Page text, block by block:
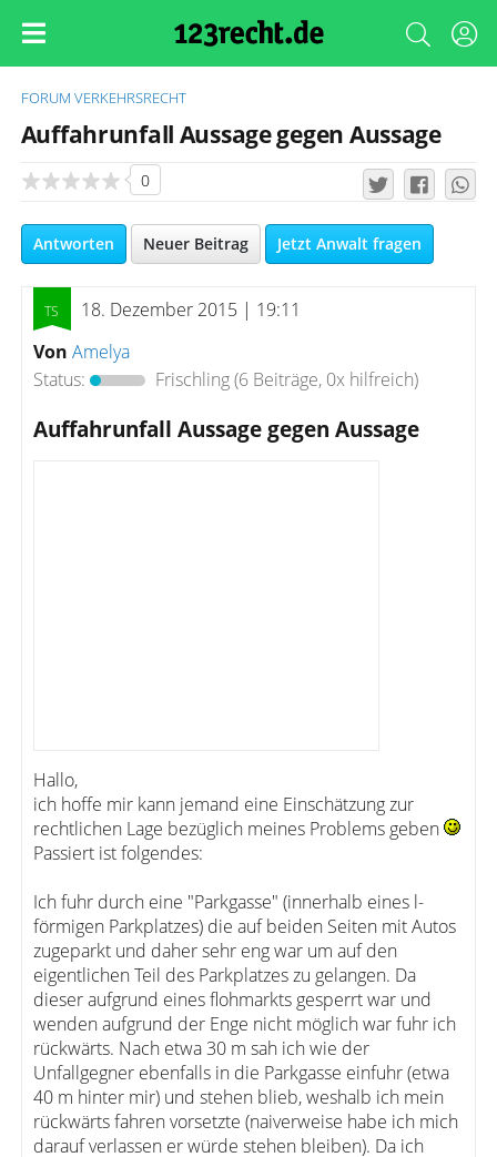
FORUM VERKEHRSRECHT
Auffahrunfall Aussage gegen Aussage
0
Antworten Neuer Beitrag Jetzt Anwalt fragen
18. Dezember 2015 | 19:11
Von Amelya
Status:
Frischling(6 Beiträge, 0x hilfreich)
Auffahrunfall Aussage gegen Aussage
Hallo,
ich hoffe mir kann jemand eine Einschätzung zur
rechtlichen Lage bezüglich meines Problems geben
Passiert ist folgendes:
Ich fuhr durch eine "Parkgasse" (innerhalb eines l-
förmigen Parkplatzes) die auf beiden Seiten mit Autos
zugeparkt und daher sehr eng war um auf den
eigentlichen Teil des Parkplatzes zu gelangen. Da
dieser aufgrund eines flohmarkts gesperrt war und
wenden aufgrund der Enge nicht möglich war fuhr ich
rückwärts. Nach etwa 30 m sah ich wie der
Unfallgegner ebenfalls in die Parkgasse einfuhr (etwa
40 m hinter mir) und stehen blieb, weshalb ich mein
rückwärts fahren vorsetzte (naiverweise habe ich mich
darauf verlassen er würde stehen bleiben). Da ich